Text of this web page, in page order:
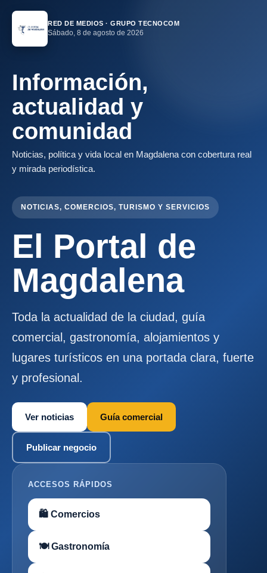
RED DE MEDIOS · GRUPO TECNOCOM
Sábado, 8 de agosto de 2026
Información,
actualidad y
comunidad
Noticias, política y vida local en Magdalena con cobertura real
y mirada periodística.
NOTICIAS, COMERCIOS, TURISMO Y SERVICIOS
El Portal de
Magdalena
Toda la actualidad de la ciudad, guía
comercial, gastronomía, alojamientos y
lugares turísticos en una portada clara, fuerte
y profesional.
Ver noticias Guía comercial
Publicar negocio
ACCESOS RÁPIDOS
🛍 Comercios
🍽 Gastronomía